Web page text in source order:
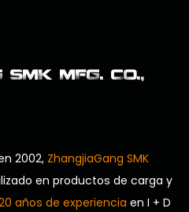
MFG. CO.,
2002, ZhangjiaGang SMK
en productos de carga y
años de experiencia en I + D